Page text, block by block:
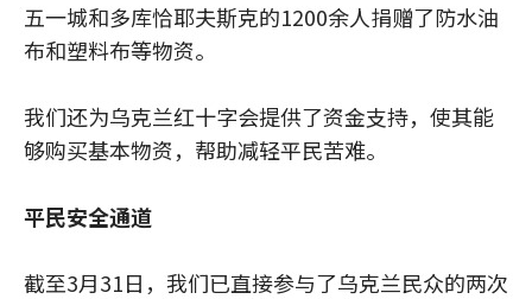
五一城和多库恰耶夫斯克的1200余人捐赠了防水油
布和塑料布等物资。
我们还为乌克兰红十字会提供了资金支持，使其能
够购买基本物资，帮助减轻平民苦难。
平民安全通道
截至3月31日，我们已直接参与了乌克兰民众的两次